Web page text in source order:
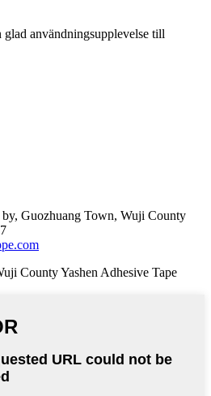
glad användningsupplevelse till
by, Guozhuang Town, Wuji County
County Yashen Adhesive Tape